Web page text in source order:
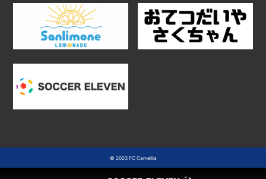
© 2023 FC Camellia